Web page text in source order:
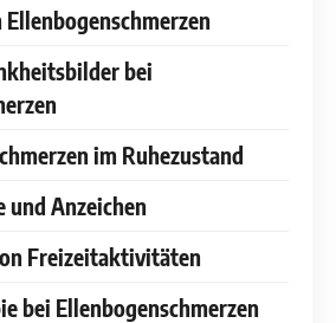
Ellenbogenschmerzen
bei
im Ruhezustand
und Anzeichen
Freizeitaktivitäten
bei Ellenbogenschmerzen